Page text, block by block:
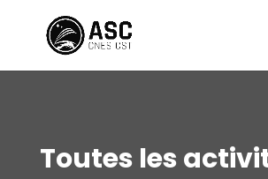
Toutes les